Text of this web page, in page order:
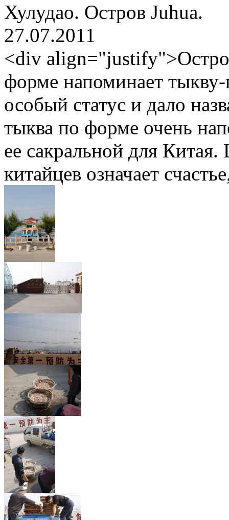
Хулудао. Остров Juhua.
27.07.2011
<div
форме напоминает
особый статус и дало
тыква по форме очень
ее сакральной для
китайцев означает